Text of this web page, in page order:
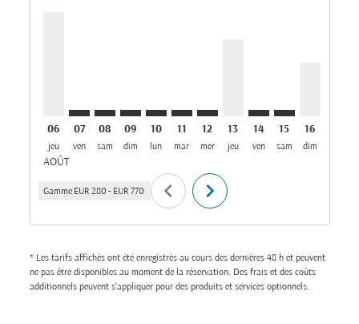
06
jeu
AOÛT
07
ven
08
sam
09
dim
10
lun
11
mar
12
mer
13
jeu
14
ven
15
sam
16
dim
Gamme EUR 280 - EUR 770 chevron_left chevron_right
* Les tarifs affichés ont été enregistrés au cours des dernières 48 h et peuvent
ne pas être disponibles au moment de la réservation. Des frais et des coûts
additionnels peuvent s'appliquer pour des produits et services optionnels.